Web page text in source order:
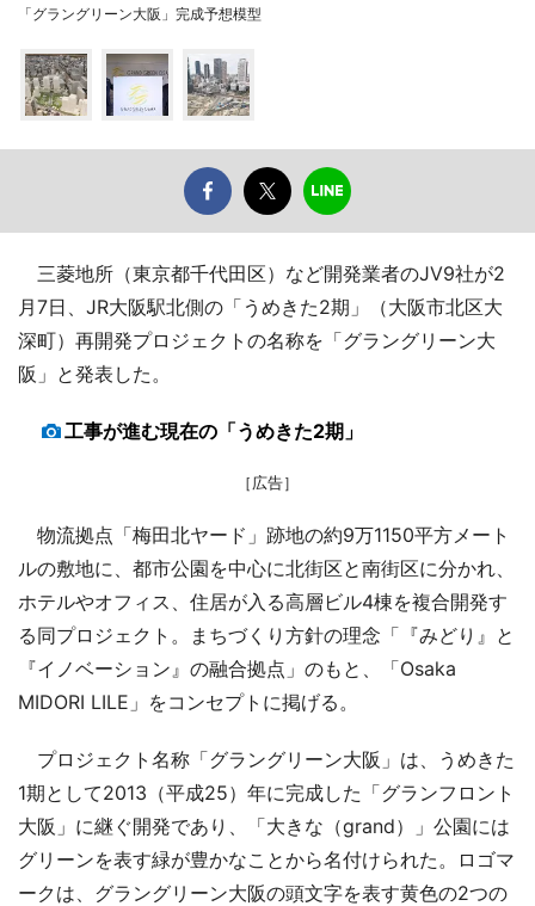
「グラングリーン大阪」完成予想模型
三菱地所（東京都千代田区）など開発業者のJV9社が2
月7日、JR大阪駅北側の「うめきた2期」（大阪市北区大
深町）再開発プロジェクトの名称を「グラングリーン大
阪」と発表した。
工事が進む現在の「うめきた2期」
［広告］
物流拠点「梅田北ヤード」跡地の約9万1150平方メート
ルの敷地に、都市公園を中心に北街区と南街区に分かれ、
ホテルやオフィス、住居が入る高層ビル4棟を複合開発す
る同プロジェクト。まちづくり方針の理念「『みどり』と
『イノベーション』の融合拠点」のもと、「Osaka
MIDORI LILE」をコンセプトに掲げる。
プロジェクト名称「グラングリーン大阪」は、うめきた
1期として2013（平成25）年に完成した「グランフロント
大阪」に継ぐ開発であり、「大きな（grand）」公園には
グリーンを表す緑が豊かなことから名付けられた。ロゴマ
ークは、グラングリーン大阪の頭文字を表す黄色の2つの